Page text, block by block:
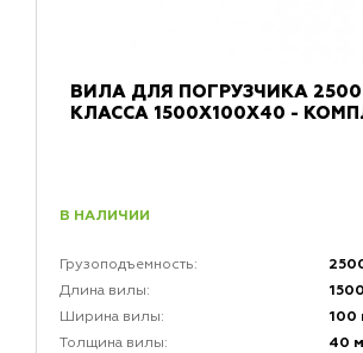
ВИЛА ДЛЯ ПОГРУЗЧИКА 2500
КЛАССА 1500X100X40 -
В НАЛИЧИИ
Грузоподъемность:
Длина вилы:
Ширина вилы: 100
Толщина вилы: 40